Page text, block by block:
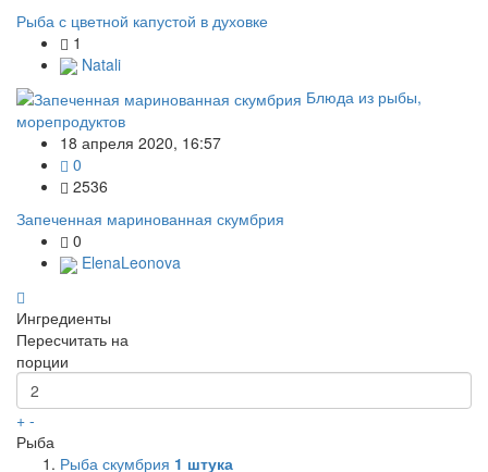
Рыба с цветной капустой в духовке
1
Natali
Блюда из рыбы,
морепродуктов
18 апреля 2020, 16:57
0
2536
Запеченная маринованная скумбрия
0
ElenaLeonova
Ингредиенты
Пересчитать на
порции
+ -
Рыба
Рыба скумбрия 1 штука